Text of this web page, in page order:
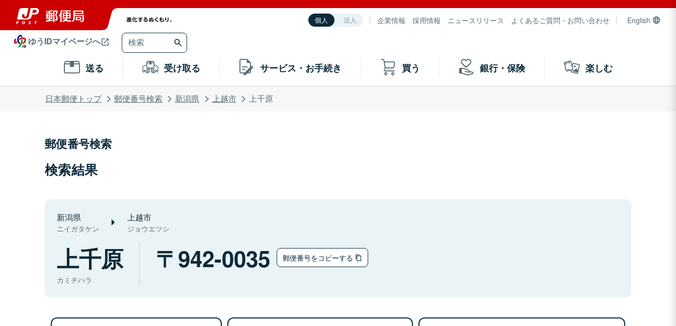
個人 法人 企業情報 採用情報 ニュースリリース よくあるご質問・お問い合わせ English
ゆうIDマイページへ
送る 受け取る サービス・お手続き 買う 銀行・保険 楽しむ
日本郵便トップ 郵便番号検索 新潟県 上越市 上千原
郵便番号検索
検索結果
新潟県
ニイガタケン
上越市
ジョウエツシ
上千原
カミチハラ
942-0035 郵便番号をコピーする